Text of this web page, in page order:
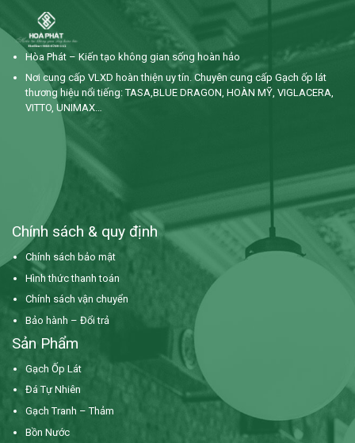
Hòa Phát – Kiến tạo không gian sống hoàn hảo
Nơi cung cấp VLXD hoàn thiện uy tín. Chuyên cung cấp Gạch ốp lát
thương hiệu nổi tiếng: TASA,BLUE DRAGON, HOÀN MỸ, VIGLACERA,
VITTO, UNIMAX…
Chính sách & quy định
Chính sách bảo mật
Hình thức thanh toán
Chính sách vận chuyển
Bảo hành – Đổi trả
Sản Phẩm
Gạch Ốp Lát
Đá Tự Nhiên
Gạch Tranh – Thảm
Bồn Nước